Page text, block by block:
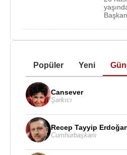
Popüler Yeni
Cansever
Şarkıcı
Recep Tayyip
Cumhurbaşkanı